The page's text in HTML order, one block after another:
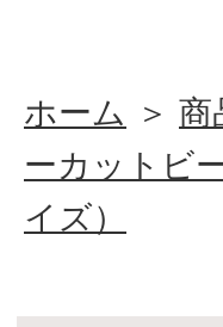
ホーム ＞ 商
ーカットビ
イズ）